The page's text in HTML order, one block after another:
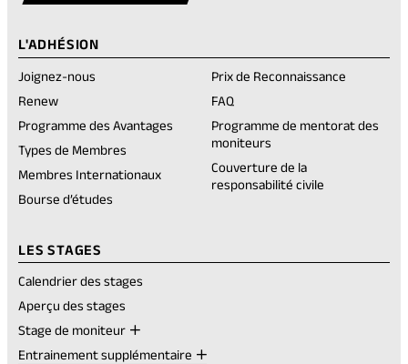
tab)tab)
L'ADHÉSION
Joignez-nous
Renew(opens
a
new
Programme des Avantages
Types de Membres
Membres Internationaux
Bourse d’études
Prix de Reconnaissance
FAQ
Programme de mentorat des
moniteurs
Couverture de la
responsabilité civile
LES STAGES
Calendrier des stages
Aperçu des stages
Stage de moniteur
Entrainement supplémentaire